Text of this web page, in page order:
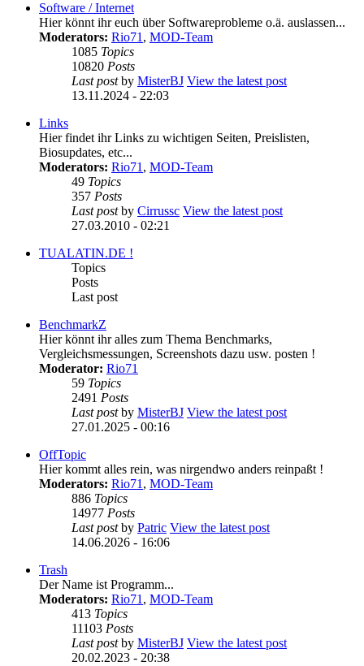
Software / Internet
Hier könnt ihr euch über Softwareprobleme o.ä. auslassen...
Moderators: Rio71, MOD-Team
1085 Topics
10820 Posts
Last postby MisterBJ View the latest post
13.11.2024 - 22:03
Links
Hier findet ihr Links zu wichtigen Seiten, Preislisten,
Biosupdates, etc...
Moderators: Rio71, MOD-Team
49 Topics
357 Posts
Last postby Cirrussc View the latest post
27.03.2010 - 02:21
TUALATIN.DE !
Topics
Posts
Last post
BenchmarkZ
Hier könnt ihr alles zum Thema Benchmarks,
Vergleichsmessungen, Screenshots dazu usw. posten !
Moderator: Rio71
59 Topics
2491 Posts
Last postby MisterBJ View the latest post
27.01.2025 - 00:16
OffTopic
Hier kommt alles rein, was nirgendwo anders reinpaßt !
Moderators: Rio71, MOD-Team
886 Topics
14977 Posts
Last postby Patric View the latest post
14.06.2026 - 16:06
Trash
Der Name ist Programm...
Moderators: Rio71, MOD-Team
413 Topics
11103 Posts
Last postby MisterBJ View the latest post
20.02.2023 - 20:38